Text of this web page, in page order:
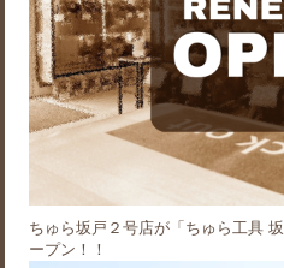
ちゅら坂戸２号店が「ちゅら工具
ープン！！